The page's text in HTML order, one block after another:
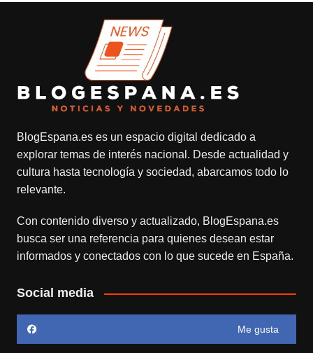
BlogEspana.eses un espacio digital dedicado a
explorar temas de interés nacional. Desde actualidad y
cultura hasta tecnología y sociedad, abarcamos todo lo
relevante.
Con contenido diverso y actualizado, BlogEspana.es
busca ser una referencia para quienes desean estar
informados y conectados con lo que sucede en España.
Social media
Me gusta